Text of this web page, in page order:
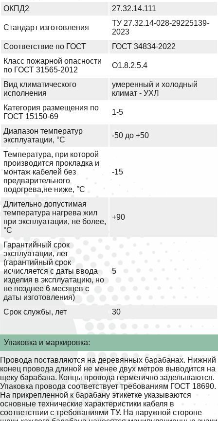
ОКПД2 27.32.14.111
Стандарт изготовления
ТУ 27.32.14-028-29225139-
2023
Соответствие по ГОСТ
ГОСТ 34834-2022
Класс пожарной опасности
по ГОСТ 31565-2012
О1.8.2.5.4
Вид климатического
исполнения
умеренный и холодный
климат - УХЛ
Категория размещения по
ГОСТ 15150-69
1-5
Диапазон температур
эксплуатации, °С
-50 до +50
Температура, при которой
производится прокладка и
монтаж кабелей без
предварительного
подогрева,не ниже, °С
-15
Длительно допустимая
температура нагрева жил
при эксплуатации, не более,
°С
+90
Гарантийный срок
эксплуатации, лет
(гарантийный срок
исчисляется с даты ввода
изделия в эксплуатацию, но
не позднее 6 месяцев с
даты изготовления)
5
Срок службы, лет 30
Упаковка и маркировка:
Провода поставляются на деревянных барабанах. Нижний
конец провода длиной не менее двух метров выводится на
щеку барабана. Концы провода герметично заделываются.
Упаковка провода соответствует требованиям ГОСТ 18690.
На прикрепленной к барабану этикетке указываются
основные технические характеристики кабеля в
соответствии с требованиями ТУ. На наружной стороне